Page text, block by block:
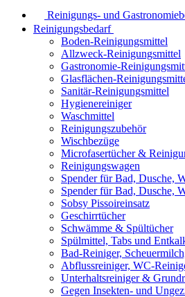
Reinigungs- und
Reinigungsbedarf
Boden-Reinigungsmittel
Allzweck-Reinigungsmittel
Gastronomie-
Glasflächen-
Sanitär-Reinigungsmittel
Hygienereiniger
Waschmittel
Reinigungszubehör
Wischbezüge
Microfasertücher &
Reinigungswagen
Spender für Bad, Dusche,
Spender für Bad, Dusche,
Sobsy Pissoireinsatz
Geschirrtücher
Schwämme & Spültücher
Spülmittel, Tabs und
Bad-Reiniger,
Abflussreiniger, WC-
Unterhaltsreiniger &
Gegen Insekten- und